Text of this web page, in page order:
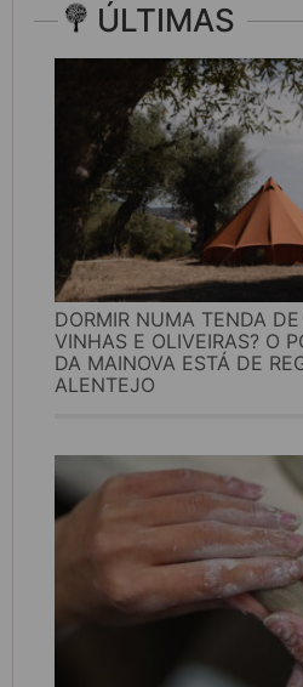
ÚLTIMAS
DORMIR NUMA TENDA
VINHAS E OLIVEIRAS? O
DA MAINOVA ESTÁ DE
ALENTEJO